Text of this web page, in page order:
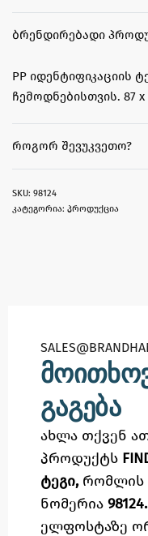
ᲑᲠᲔᲜᲓᲘᲠᲔᲑᲐᲓᲘ
PP იდენტიფიკაციის
ჩემოდნებისთვის. 87 x
ᲠᲝᲒᲝᲠ ᲨᲔᲕᲣᲙᲕᲔᲗᲝ?
98124
კატეგორია: პროდუქცია
გაგება
ახლა თქვენ
პროდუქტს
ტეგი, რომლის
ნომერია 98124.
ელფოსტაზე